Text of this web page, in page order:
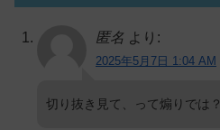
匿名 より:
2025年5月7日 1:04 AM
切り抜き見て、って煽りでは？